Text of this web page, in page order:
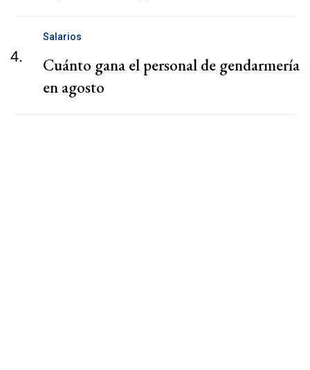
4.
Salarios
Cuánto gana el personal de gendarmería
en agosto